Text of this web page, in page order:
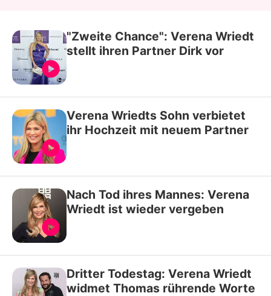
"Zweite Chance": Verena Wriedt
stellt ihren Partner Dirk vor
Verena Wriedts Sohn verbietet
ihr Hochzeit mit neuem Partner
Nach Tod ihres Mannes: Verena
Wriedt ist wieder vergeben
Dritter Todestag: Verena Wriedt
widmet Thomas rührende Worte